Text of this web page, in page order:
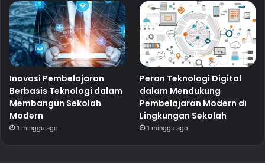
Inovasi Pembelajaran
Berbasis Teknologi dalam
Membangun Sekolah
Modern
1 minggu ago
Peran Teknologi Digital
dalam Mendukung
Pembelajaran Modern di
Lingkungan Sekolah
1 minggu ago